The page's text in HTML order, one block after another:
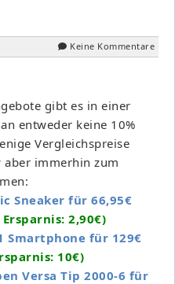
Keine Kommentare
gibt es in einer
entweder keine 10%
Vergleichspreise
aber immerhin zum
Sneaker für 66,95€
Ersparnis: 2,90€)
Smartphone für 129€
10€)
Versa Tip 2000-6 für